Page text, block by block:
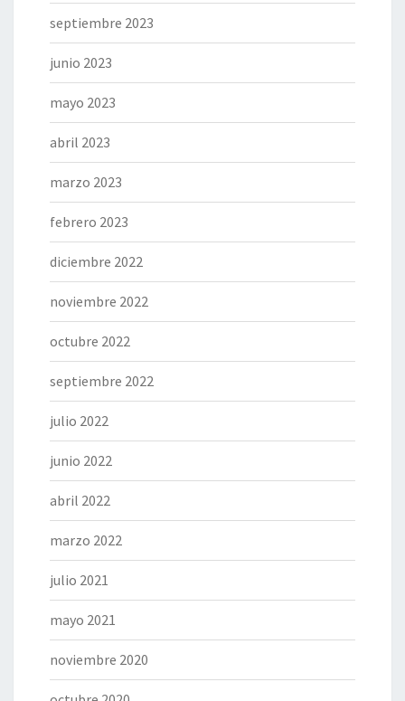
septiembre 2023
junio 2023
mayo 2023
abril 2023
marzo 2023
febrero 2023
diciembre 2022
noviembre 2022
octubre 2022
septiembre 2022
julio 2022
junio 2022
abril 2022
marzo 2022
julio 2021
mayo 2021
noviembre 2020